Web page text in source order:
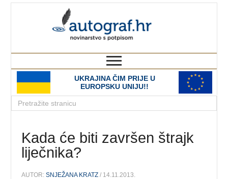
UKRAJINA ČIM PRIJE U
EUROPSKU UNIJU!!
Kada će biti završen štrajk
liječnika?
AUTOR:SNJEŽANA KRATZ / 14.11.2013.